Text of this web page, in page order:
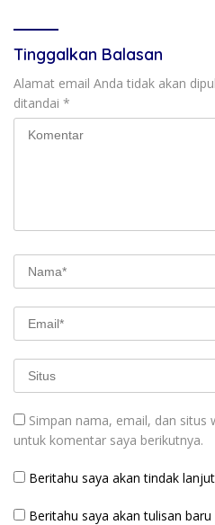
Tinggalkan Balasan
Alamat email Anda tidak akan
ditandai *
Simpan nama, email, dan situs
untuk komentar saya berikutnya.
Beritahu saya akan tindak
Beritahu saya akan tulisan baru